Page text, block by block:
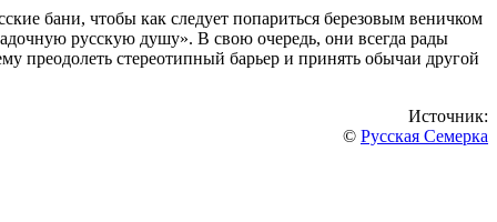
бани, чтобы как следует попариться березовым веничком
русскую душу». В свою очередь, они всегда рады
преодолеть стереотипный барьер и принять обычаи другой
Источник:
© Русская Семерка